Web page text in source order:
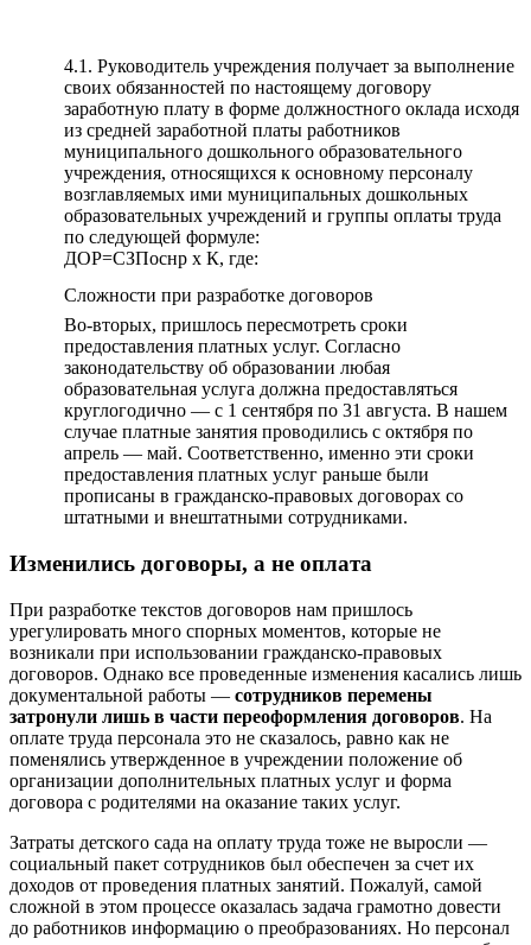
4.1. Руководитель учреждения получает за выполнение
своих обязанностей по настоящему договору
заработную плату в форме должностного оклада исходя
из средней заработной платы работников
муниципального дошкольного образовательного
учреждения, относящихся к основному персоналу
возглавляемых ими муниципальных дошкольных
образовательных учреждений и группы оплаты труда
по следующей формуле:
ДОР=СЗПоснр х К, где:
Сложности при разработке договоров
Во-вторых, пришлось пересмотреть сроки
предоставления платных услуг. Согласно
законодательству об образовании любая
образовательная услуга должна предоставляться
круглогодично — с 1 сентября по 31 августа. В нашем
случае платные занятия проводились с октября по
апрель — май. Соответственно, именно эти сроки
предоставления платных услуг раньше были
прописаны в гражданско-правовых договорах со
штатными и внештатными сотрудниками.
Изменились договоры, а не оплата
При разработке текстов договоров нам пришлось
урегулировать много спорных моментов, которые не
возникали при использовании гражданско-правовых
договоров. Однако все проведенные изменения касались лишь
документальной работы — сотрудников перемены
затронули лишь в части переоформления договоров. На
оплате труда персонала это не сказалось, равно как не
поменялись утвержденное в учреждении положение об
организации дополнительных платных услуг и форма
договора с родителями на оказание таких услуг.
Затраты детского сада на оплату труда тоже не выросли —
социальный пакет сотрудников был обеспечен за счет их
доходов от проведения платных занятий. Пожалуй, самой
сложной в этом процессе оказалась задача грамотно довести
до работников информацию о преобразованиях. Но персонал